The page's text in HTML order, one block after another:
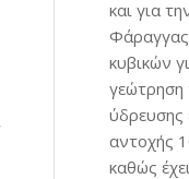
και για
Φάραγγας
κυβικών
γεώτρηση
ύδρευσης
αντοχής
καθώς